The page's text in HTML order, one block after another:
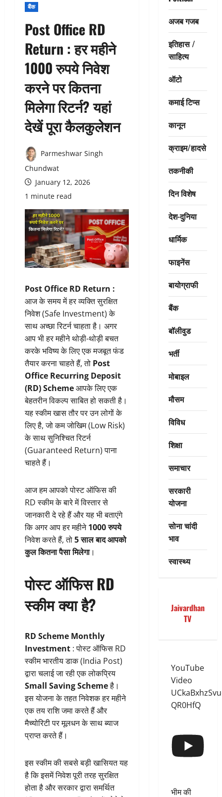
बैंक
Post Office RD
Return : हर महीने
1000 रुपये निवेश
करने पर कितना
मिलेगा रिटर्न? यहां
देखें पूरा कैलकुलेशन
Parmeshwar Singh
Chundwat
January 12, 2026
1 minute read
Post Office RD Return :
आज के समय में हर व्यक्ति सुरक्षित
निवेश (Safe Investment) के
साथ अच्छा रिटर्न चाहता है। अगर
आप भी हर महीने थोड़ी-थोड़ी बचत
करके भविष्य के लिए एक मजबूत फंड
तैयार करना चाहते हैं, तो Post
Office Recurring Deposit
(RD) Schemeआपके लिए एक
बेहतरीन विकल्प साबित हो सकती है।
यह स्कीम खास तौर पर उन लोगों के
लिए है, जो कम जोखिम (Low Risk)
के साथ सुनिश्चित रिटर्न
(Guaranteed Return) पाना
चाहते हैं।
आज हम आपको पोस्ट ऑफिस की
RD स्कीम के बारे में विस्तार से
जानकारी दे रहे हैं और यह भी बताएंगे
कि अगर आप हर महीने1000 रुपये
निवेश करते हैं, तो5 साल बाद आपको
कुल कितना पैसा मिलेगा।
पोस्ट ऑफिस RD
स्कीम क्या है?
RD Scheme Monthly
Investment : पोस्ट ऑफिस RD
स्कीम भारतीय डाक (India Post)
द्वारा चलाई जा रही एक लोकप्रिय
Small Saving Schemeहै।
इस योजना के तहत निवेशक हर महीने
एक तय राशि जमा करते हैं और
मैच्योरिटी पर मूलधन के साथ ब्याज
प्राप्त करते हैं।
इस स्कीम की सबसे बड़ी खासियत यह
है कि इसमें निवेश पूरी तरह सुरक्षित
होता है और सरकार द्वारा समर्थित
अजब गजब
इतिहास /
साहित्य
ऑटो
कमाई टिप्स
कानून
क्राइम/हादसे
तकनीकी
दिन विशेष
देश-दुनिया
धार्मिक
फाइनेंस
बायोग्राफी
बैंक
बॉलीवुड
भर्ती
मोबाइल
मौसम
विविध
शिक्षा
समाचार
सरकारी
योजना
सोना चांदी
भाव
स्वास्थ्य
Jaivardhan
TV
YouTube
Video
QR0HfQ
भीम की